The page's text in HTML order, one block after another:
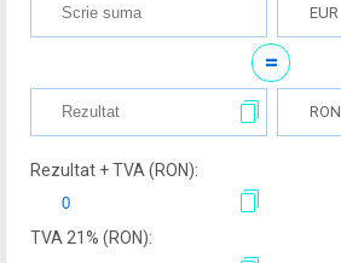
EUR
=
RON
Rezultat + TVA (RON):
TVA 21% (RON):